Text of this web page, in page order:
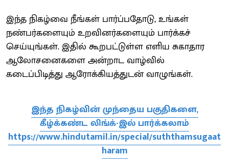
இந்த நிகழ்வை நீங்கள் பார்ப்பதோடு, உங்கள்
நண்பர்களையும் உறவினர்களையும் பார்க்கச்
செய்யுங்கள். இதில் கூறபட்டுள்ள எளிய சுகாதார
ஆலோசனைகளை அன்றாட வாழ்வில்
கடைப்பிடித்து ஆரோக்கியத்துடன் வாழுங்கள்.
இந்த நிகழ்வின் முந்தைய பகுதிகளை,
கீழ்க்கண்ட லிங்க்-இல் பார்க்கலாம்
https://www.hindutamil.in/special/suththamsugaat
haram